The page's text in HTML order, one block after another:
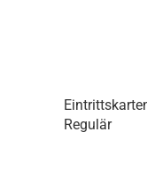
Regulär